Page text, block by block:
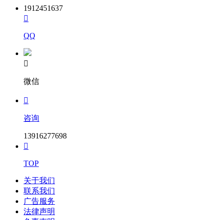
1912451637

QQ

微信

咨询
13916277698

TOP
关于我们
联系我们
广告服务
法律声明